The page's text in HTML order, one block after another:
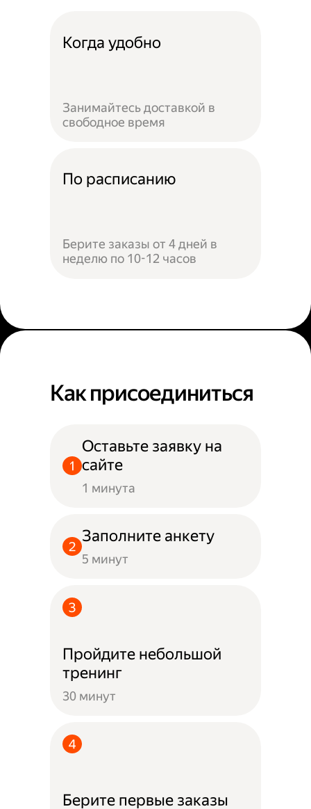
Когда удобно
Занимайтесь доставкой в
свободное время
По расписанию
Берите заказы от 4 дней в
неделю по 10-12 часов
Как присоединиться
Оставьте заявку на
сайте
1 минута
Заполните анкету
5 минут
Пройдите небольшой
тренинг
30 минут
Берите первые заказы